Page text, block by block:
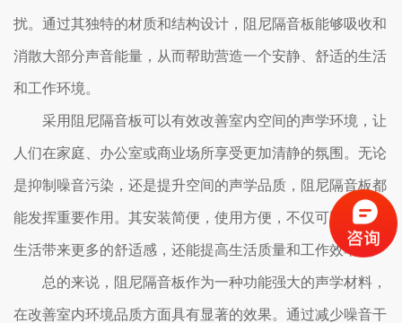
扰。通过其独特的材质和结构设计，阻尼隔音板能够吸收和
消散大部分声音能量，从而帮助营造一个安静、舒适的生活
和工作环境。
采用阻尼隔音板可以有效改善室内空间的声学环境，让
人们在家庭、办公室或商业场所享受更加清静的氛围。无论
是抑制噪音污染，还是提升空间的声学品质，阻尼隔音板都
能发挥重要作用。其安装简便，使用方便，不仅可以为您的
生活带来更多的舒适感，还能提高生活质量和工作效率。
总的来说，阻尼隔音板作为一种功能强大的声学材料，
在改善室内环境品质方面具有显著的效果。通过减少噪音干